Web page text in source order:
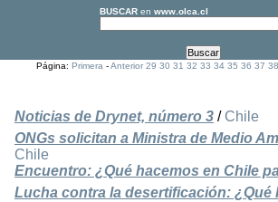
BUSCAR en www.olca.cl
Página:Primera -Anterior 29 30 31 32 33 34 35 36 37 38
Noticias de Drynet, número 3 / Chile
ONGs solicitan a Ministra de Medio
Chile
Encuentro: ¿Qué hacemos en Chile
Lucha contra la desertificación: ¿Qué